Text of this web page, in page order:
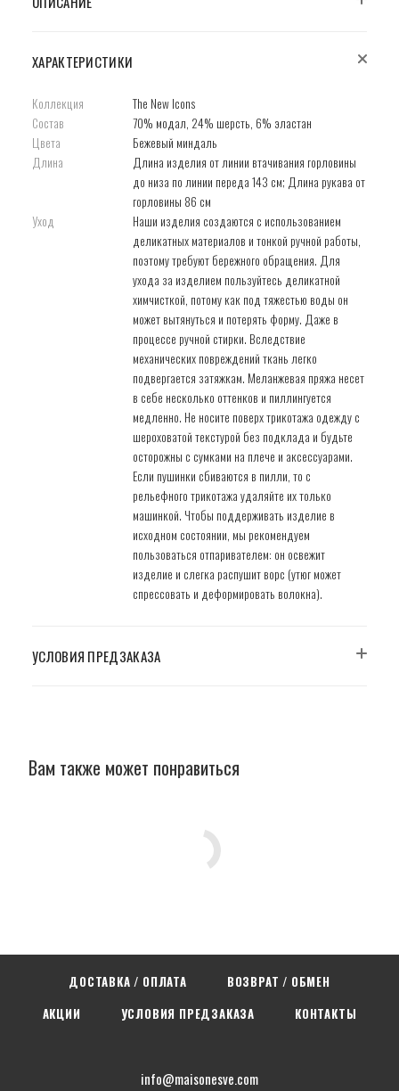
ХАРАКТЕРИСТИКИ
Коллекция
The New Icons
Состав
70% модал, 24% шерсть, 6% эластан
Цвета
Бежевый миндаль
Длина
Длина изделия от линии втачивания горловины
до низа по линии переда 143 см; Длина рукава от
горловины 86 см
Уход
Наши изделия создаются с использованием
деликатных материалов и тонкой ручной работы,
поэтому требуют бережного обращения. Для
ухода за изделием пользуйтесь деликатной
химчисткой, потому как под тяжестью воды он
может вытянуться и потерять форму. Даже в
процессе ручной стирки. Вследствие
механических повреждений ткань легко
подвергается затяжкам. Меланжевая пряжа несет
в себе несколько оттенков и пиллингуется
медленно. Не носите поверх трикотажа одежду с
шероховатой текстурой без подклада и будьте
осторожны с сумками на плече и аксессуарами.
Если пушинки сбиваются в пилли, то с
рельефного трикотажа удаляйте их только
машинкой. Чтобы поддерживать изделие в
исходном состоянии, мы рекомендуем
пользоваться отпаривателем: он освежит
изделие и слегка распушит ворс (утюг может
спрессовать и деформировать волокна).
УСЛОВИЯ ПРЕДЗАКАЗА
Вам также может понравиться
ДОСТАВКА / ОПЛАТА
ВОЗВРАТ / ОБМЕН
АКЦИИ
УСЛОВИЯ ПРЕДЗАКАЗА КОНТАКТЫ
info@maisonesve.com